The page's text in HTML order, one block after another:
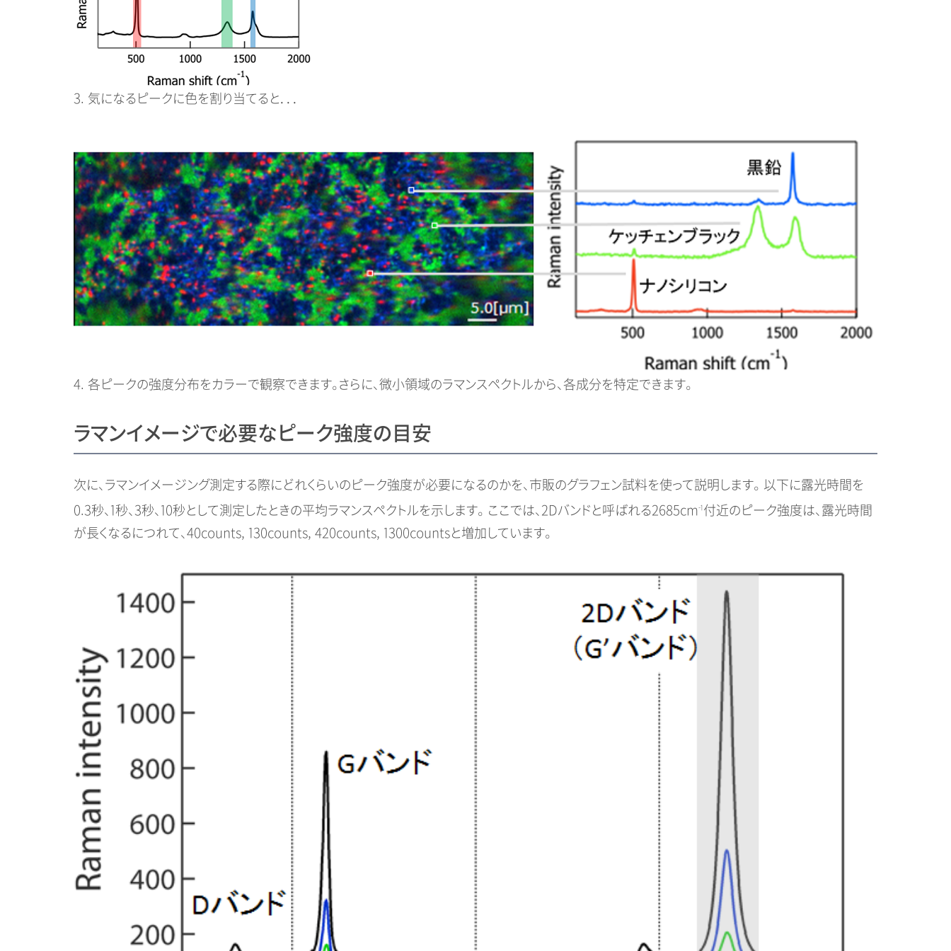
3. 気になるピークに色を割り当てると．．．
4. 各ピークの強度分布をカラーで観察できます。さらに、微小領域のラマンスペクトルから、各成分を特定できます。
ラマンイメージで必要なピーク強度の目安
次に、ラマンイメージング測定する際にどれくらいのピーク強度が必要になるのかを、市販のグラフェン試料を使って説明します。 以下に露光時間を
0.3秒、1秒、3秒、10秒として測定したときの平均ラマンスペクトルを示します。 ここでは、2Dバンドと呼ばれる2685cm-1 付近のピーク強度は、露光時間
が長くなるにつれて、40counts, 130counts, 420counts, 1300countsと増加しています。